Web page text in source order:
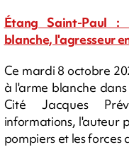
Étang Saint-Paul :
blanche, l'agresseur
Ce mardi 8 octobre
à l'arme blanche
Cité Jacques
informations, l'auteur
pompiers et les forces